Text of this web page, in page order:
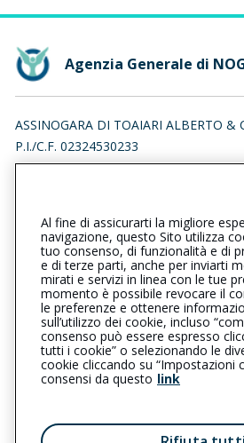
Agenzia Generale di
ASSINOGARA DI TOAIARI ALBERTO &
P.I./C.F. 02324530233
VIA MASO 7, 37054 NOGARA (VR)
0442510266
nogara@cattolica.it
assinogara@pec.it
L’intermediario è soggetto al controllo
Registro RUI al seguentelink
Privacy | Cookie | Il
Al fine di assicurarti la migliore
navigazione, questo Sito utilizza
tuo consenso, di funzionalità e di
e di terze parti, anche per inviarti
mirati e servizi in linea con le tue
momento è possibile revocare il
le preferenze e ottenere
sull’utilizzo dei cookie, incluso
consenso può essere espresso
tutti i cookie” o selezionando le
cookie cliccando su “Impostazioni
consensi da questo link